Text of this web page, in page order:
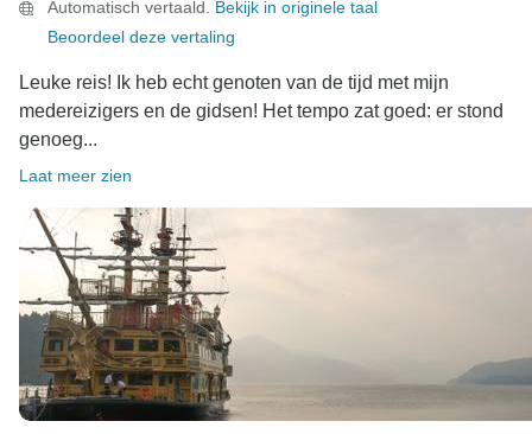
Automatisch vertaald. Bekijk in originele taal
Beoordeel deze vertaling
Leuke reis! Ik heb echt genoten van de tijd met mijn
medereizigers en de gidsen! Het tempo zat goed: er stond
genoeg...
Laat meer zien